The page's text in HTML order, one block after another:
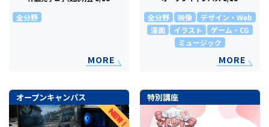
全分野
MORE
全分野 映像
デザイン・Web
漫画
イラスト
ゲーム・CG
ミュージック
MORE
オープンキャンパス 特別講座